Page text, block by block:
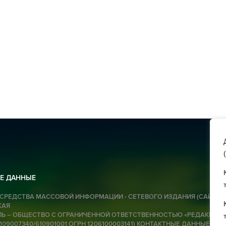
(
ДАННЫЕ
МАССОВОЙ ИНФОРМАЦИИ - СЕТЕВОГО ИЗДАНИЯ (САЙТА):
– ОБЩЕСТВО С ОГРАНИЧЕННОЙ ОТВЕТСТВЕННОСТЬЮ «РЕДАКЦИЯ
610901001 ОГРН 1206100003141) КОНТАКТНЫЕ ДАННЫЕ ДЛЯ